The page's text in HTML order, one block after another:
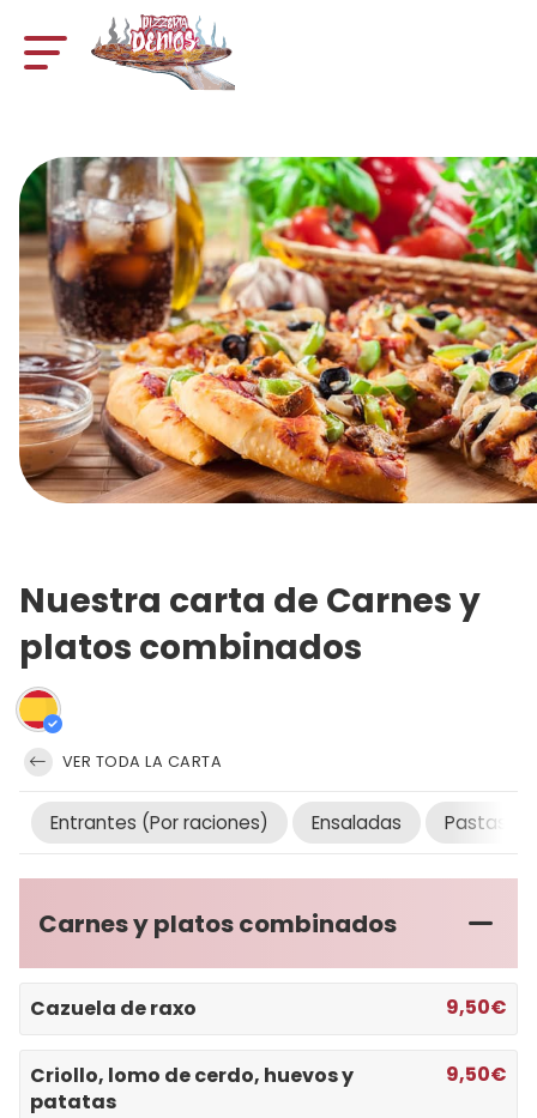
Nuestra carta de Carnes y
platos combinados
VER TODA LA CARTA
Entrantes (Por raciones) Ensaladas Pastas
Carnes y platos combinados
Cazuela de raxo 9,50€
Criollo, lomo de cerdo, huevos y
patatas
9,50€